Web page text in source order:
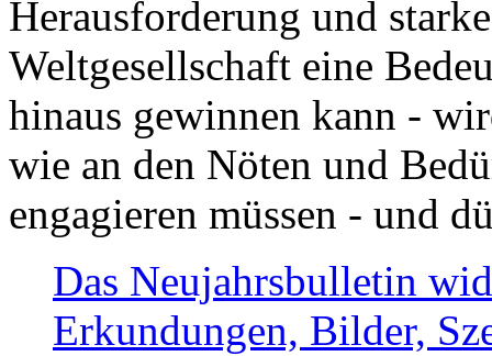
Herausforderung und
Weltgesellschaft eine
hinaus gewinnen kann -
wie an den Nöten und
engagieren müssen - und
Das Neujahrsbulletin
Erkundungen, Bilder,